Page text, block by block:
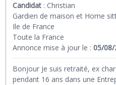
Candidat : Christian
Gardien de maison et Home
Ile de France
Toute la France
Annonce mise à jour le :05/08/
Bonjour Je suis retraité, ex
pendant 16 ans dans une